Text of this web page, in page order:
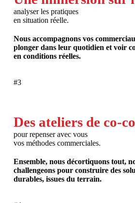
analyser les pratiques
en situation réelle.
Nous accompagnons vos
plonger dans leur quotidien et voir
en conditions réelles.
#3
Des ateliers de co-
pour repenser avec vous
vos méthodes commerciales.
Ensemble, nous décortiquons tout,
challengeons pour construire des
durables, issues du terrain.